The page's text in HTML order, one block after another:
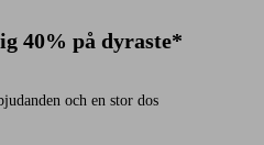
40% på dyraste*
och en stor dos